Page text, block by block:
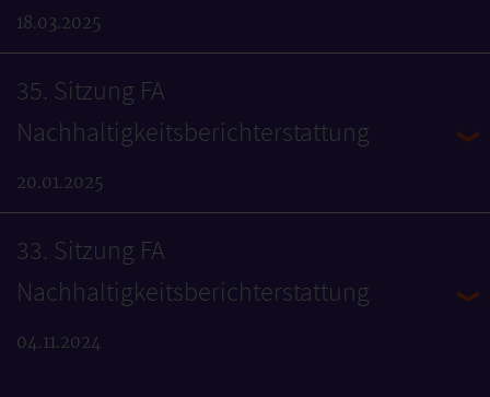
18.03.2025
35. Sitzung FA
Nachhaltigkeitsberichterstattung
20.01.2025
33. Sitzung FA
Nachhaltigkeitsberichterstattung
04.11.2024